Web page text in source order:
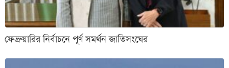
ফেব্রুয়ারির নির্বাচনে পূর্ণ সমর্থন জাতিসংঘের